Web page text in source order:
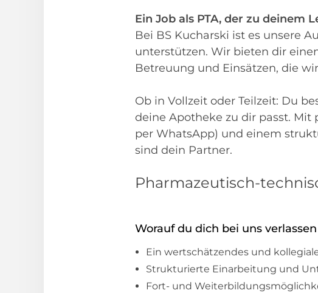
Ein Job als PTA, der zu deinem
Bei BS Kucharski ist es unsere
unterstützen. Wir bieten dir
Betreuung und Einsätzen, die
Ob in Vollzeit oder Teilzeit: Du
deine Apotheke zu dir passt.
per WhatsApp) und einem
sind dein Partner.
Pharmazeutisch-
Worauf du dich bei uns
Ein wertschätzendes und
Strukturierte Einarbeitung und
Fort- und